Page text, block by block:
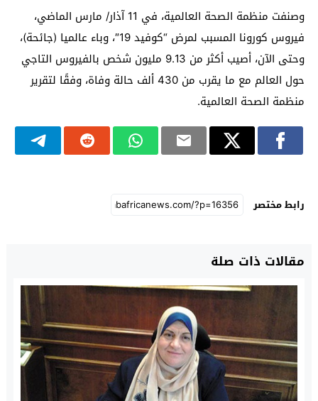
وصنفت منظمة الصحة العالمية، في 11 آذار/ مارس الماضي،
فيروس كورونا المسبب لمرض “كوفيد 19″، وباء عالميا (جائحة)،
وحتى الآن، أصيب أكثر من 9.13 مليون شخص بالفيروس التاجي
حول العالم مع ما يقرب من 430 ألف حالة وفاة، وفقًا لتقرير
منظمة الصحة العالمية.
رابط مختصر
مقالات ذات صلة